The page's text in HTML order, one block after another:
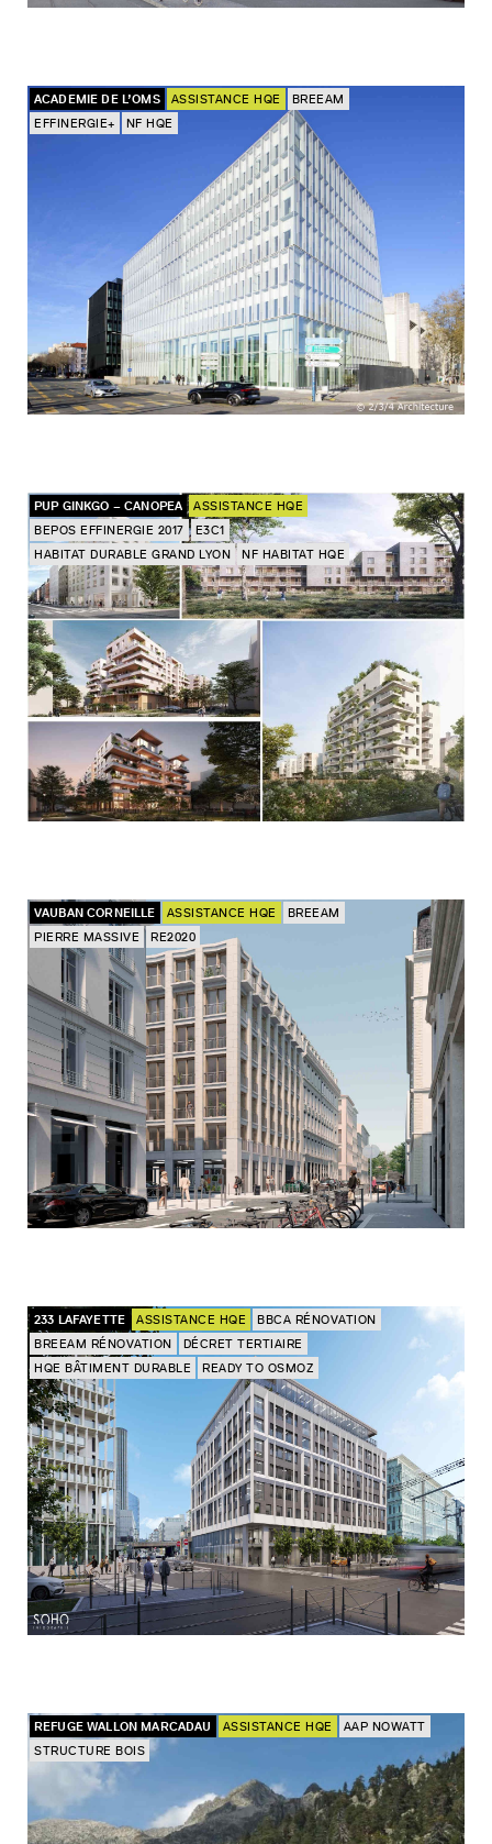
ACADEMIE DE L’OMS ASSISTANCE HQE
BREEAM
EFFINERGIE+
NF HQE
PUP GINKGO – CANOPEA
ASSISTANCE HQE
BEPOS EFFINERGIE 2017
E3C1
HABITAT DURABLE GRAND LYON
NF HABITAT HQE
VAUBAN CORNEILLE ASSISTANCE HQE
BREEAM
PIERRE MASSIVE
RE2020
233 LAFAYETTE ASSISTANCE HQE
BBCA RÉNOVATION
BREEAM RÉNOVATION
DÉCRET TERTIAIRE
HQE BÂTIMENT DURABLE
READY TO OSMOZ
REFUGE WALLON MARCADAU ASSISTANCE HQE
AAP NOWATT
STRUCTURE BOIS